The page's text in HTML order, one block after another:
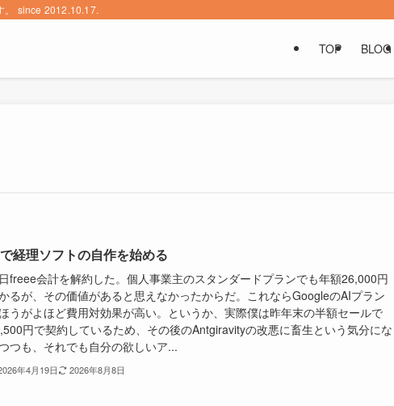
。 since 2012.10.17.
TOP BLOG
経理ソフトの自作を始める
freee会計を解約した。個人事業主のスタンダードプランでも年額26,000円
るが、その価値があると思えなかったからだ。これならGoogleのAIプラン
うがよほど費用対効果が高い。というか、実際僕は昨年末の半額セールで
円で契約しているため、その後のAntgiravityの改悪に畜生という気分にな
つも、それでも自分の欲しいア...
年4月19日 2026年8月8日